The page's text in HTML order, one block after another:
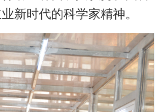
新时代的科学家精神。